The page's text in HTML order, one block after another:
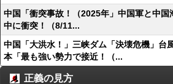
中国「衝突事故！（2025年」中国軍と中国
中に衝突！（8/11...
中国「大洪水！」三峡ダム「決壊危機」台
本「最も強い勢力で接近！（...
正義の見方